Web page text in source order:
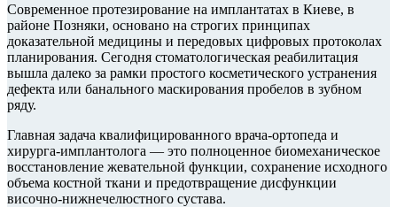
Современное протезирование на имплантатах в Киеве, в
районе Позняки, основано на строгих принципах
доказательной медицины и передовых цифровых протоколах
планирования. Сегодня стоматологическая реабилитация
вышла далеко за рамки простого косметического устранения
дефекта или банального маскирования пробелов в зубном
ряду.
Главная задача квалифицированного врача-ортопеда и
хирурга-имплантолога — это полноценное биомеханическое
восстановление жевательной функции, сохранение исходного
объема костной ткани и предотвращение дисфункции
височно-нижнечелюстного сустава.